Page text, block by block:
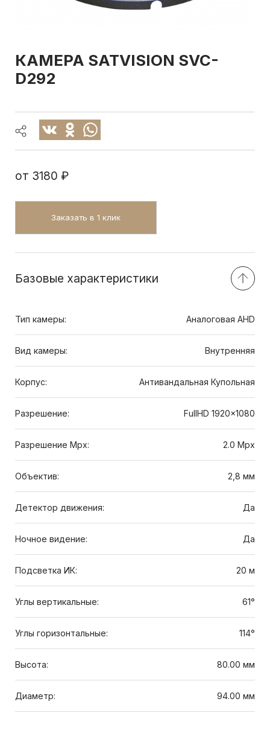
КАМЕРА SATVISION SVC-
D292
от 3180 ₽
Заказать в 1 клик
Базовые характеристики
Тип камеры: Аналоговая AHD
Вид камеры: Внутренняя
Корпус: Антивандальная Купольная
Разрешение: FullHD 1920x1080
Разрешение Mpx: 2.0 Mpx
Объектив: 2,8 мм
Детектор движения: Да
Ночное видение: Да
Подсветка ИК: 20 м
Углы вертикальные: 61°
Углы горизонтальные: 114°
Высота: 80.00 мм
Диаметр: 94.00 мм